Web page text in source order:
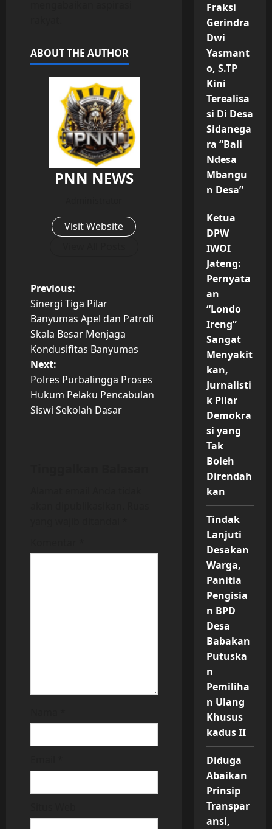
ABOUT THE AUTHOR
PNN NEWS
Visit Website
P
o
s
t
n
a
t
Previous:
Sinergi Tiga Pilar
Banyumas Apel dan Patroli
Skala Besar Menjaga
Kondusifitas Banyumas
Next:
Polres Purbalingga Proses
Hukum Pelaku Pencabulan
Siswi Sekolah Dasar
Fraksi
Gerindra
Dwi
Yasmant
o, S.TP
Kini
Terealisa
si Di Desa
Sidanega
ra “Bali
Ndesa
Mbangu
n Desa”
Ketua
DPW
IWOI
Jateng:
Pernyata
an
“Londo
Ireng”
Sangat
Menyakit
kan,
Jurnalisti
k Pilar
Demokra
si yang
Tak
Boleh
Direndah
kan
Tindak
Lanjuti
Desakan
Warga,
Panitia
Pengisia
n BPD
Desa
Babakan
Putuska
n
Pemiliha
n Ulang
Khusus
kadus II
Diduga
Abaikan
Prinsip
Transpar
ansi,